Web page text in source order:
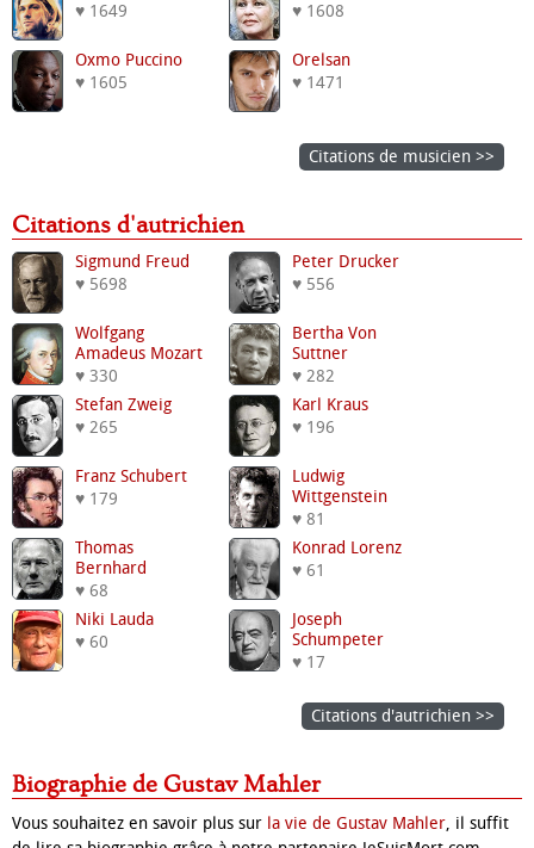
♥ 1649
♥ 1608
Oxmo Puccino
♥ 1605
Orelsan
♥ 1471
Citations de musicien >>
Citations d'autrichien
Sigmund Freud
♥ 5698
Peter Drucker
♥ 556
Wolfgang
Amadeus Mozart
♥ 330
Bertha Von
Suttner
♥ 282
Stefan Zweig
♥ 265
Karl Kraus
♥ 196
Franz Schubert
♥ 179
Ludwig
Wittgenstein
♥ 81
Thomas
Bernhard
♥ 68
Konrad Lorenz
♥ 61
Niki Lauda
♥ 60
Joseph
Schumpeter
♥ 17
Citations d'autrichien >>
Biographie de Gustav Mahler
Vous souhaitez en savoir plus sur la vie de Gustav Mahler, il suffit